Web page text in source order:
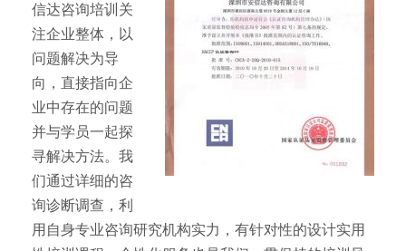
信达咨询培训关
注企业整体，以
问题解决为导
向，直接指向企
业中存在的问题
并与学员一起探
寻解决方法。我
们通过详细的咨
询诊断调查，利
用自身专业咨询研究机构实力，有针对性的设计实用